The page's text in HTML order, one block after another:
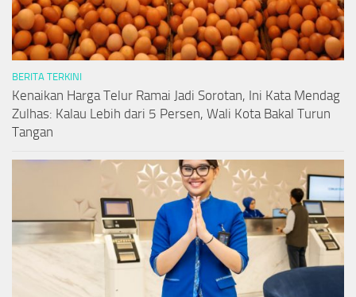
BERITA TERKINI
Kenaikan Harga Telur Ramai Jadi Sorotan, Ini Kata Mendag
Zulhas: Kalau Lebih dari 5 Persen, Wali Kota Bakal Turun
Tangan